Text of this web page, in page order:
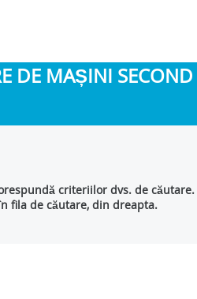
DE MAȘINI
criteriilor dvs. de căutare.
fila de căutare, din dreapta.